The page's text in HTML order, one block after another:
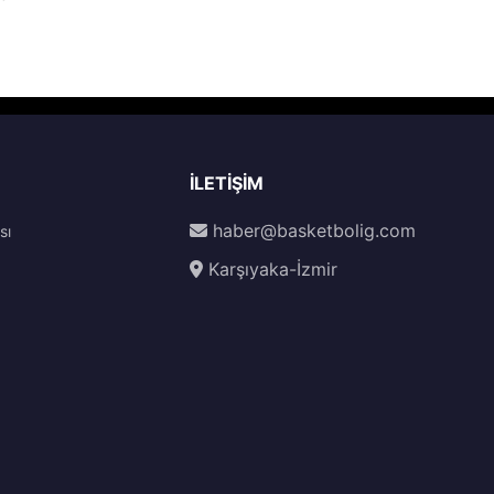
İLETIŞIM
haber@basketbolig.com
Karşıyaka-İzmir